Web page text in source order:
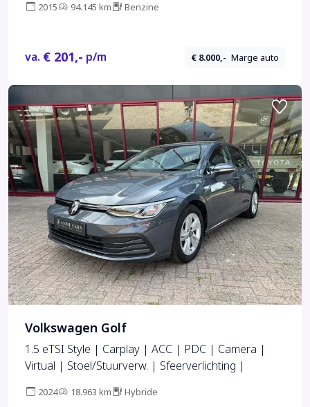
2015 94.145 km Benzine
va. € 201,- p/m € 8.000,- Marge auto
Volkswagen Golf
1.5 eTSI Style | Carplay | ACC | PDC | Camera |
Virtual | Stoel/Stuurverw. | Sfeerverlichting |
2024 18.963 km Hybride